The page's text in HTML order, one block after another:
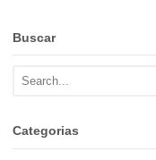
Buscar
Categorias